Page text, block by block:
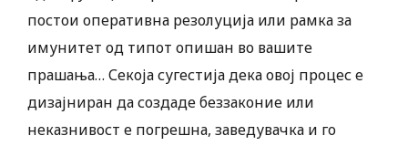
постои оперативна резолуција или рамка за
имунитет од типот опишан во вашите
прашања… Секоја сугестија дека овој процес е
дизајниран да создаде беззаконие или
неказнивост е погрешна, заведувачка и го